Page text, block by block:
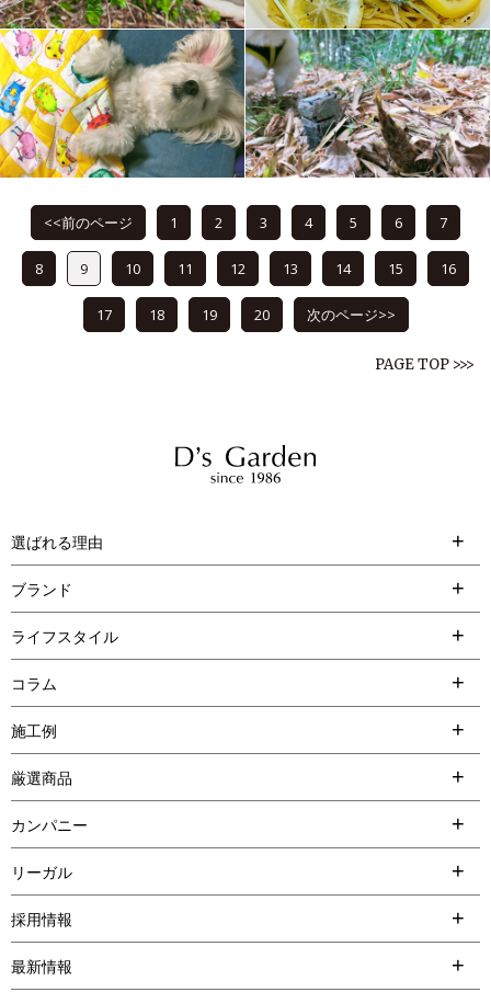
<<前のページ 1 2 3 4 5 6 7
8 9 10 11 12 13 14 15 16
17 18 19 20 次のページ>>
PAGE TOP >>>
選ばれる理由
ブランド
ライフスタイル
コラム
施工例
厳選商品
カンパニー
リーガル
採用情報
最新情報